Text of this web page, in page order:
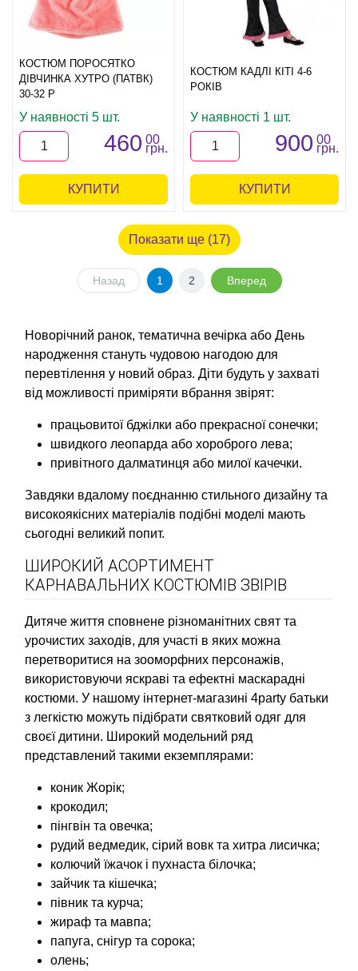
КОСТЮМ ПОРОСЯТКО
ДІВЧИНКА ХУТРО (ПАТВК)
30-32 Р
У наявності 5 шт.
460 00
грн.
КУПИТИ
КОСТЮМ КАДЛІ КІТІ 4-6
РОКІВ
У наявності 1 шт.
900 00
грн.
КУПИТИ
Показати ще (17)
Назад 1 2 Вперед
Новорічний ранок, тематична вечірка або День
народження стануть чудовою нагодою для
перевтілення у новий образ. Діти будуть у захваті
від можливості приміряти вбрання звірят:
працьовитої бджілки або прекрасної сонечки;
швидкого леопарда або хороброго лева;
привітного далматинця або милої качечки.
Завдяки вдалому поєднанню стильного дизайну та
високоякісних матеріалів подібні моделі мають
сьогодні великий попит.
ШИРОКИЙ АСОРТИМЕНТ
КАРНАВАЛЬНИХ КОСТЮМІВ ЗВІРІВ
Дитяче життя сповнене різноманітних свят та
урочистих заходів, для участі в яких можна
перетворитися на зооморфних персонажів,
використовуючи яскраві та ефектні маскарадні
костюми. У нашому інтернет-магазині 4party батьки
з легкістю можуть підібрати святковий одяг для
своєї дитини. Широкий модельний ряд
представлений такими екземплярами:
коник Жорік;
крокодил;
пінгвін та овечка;
рудий ведмедик, сірий вовк та хитра лисичка;
колючий їжачок і пухнаста білочка;
зайчик та кішечка;
півник та курча;
жираф та мавпа;
папуга, снігур та сорока;
олень;